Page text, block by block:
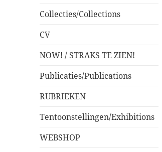
Collecties/Collections
CV
NOW! / STRAKS TE ZIEN!
Publicaties/Publications
RUBRIEKEN
Tentoonstellingen/Exhibitions
WEBSHOP